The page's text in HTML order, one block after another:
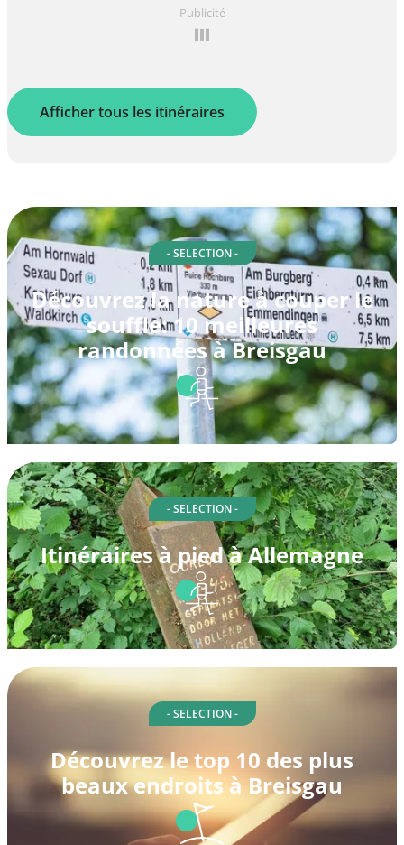
Publicité
Afficher tous les itinéraires
- SELECTION -
Découvrez la nature à couper le
souffle: 10 meilleures
randonnées à Breisgau
- SELECTION -
Itinéraires à pied à Allemagne
- SELECTION -
Découvrez le top 10 des plus
beaux endroits à Breisgau